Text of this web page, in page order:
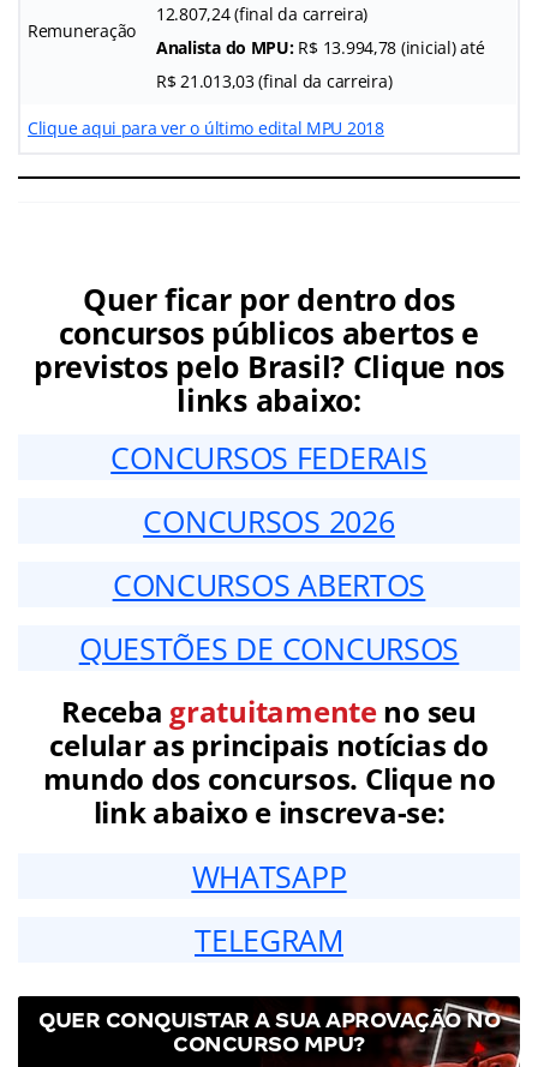
Remuneração
12.807,24 (final da carreira)
Analista do MPU: R$ 13.994,78 (inicial) até
R$ 21.013,03 (final da carreira)
Clique aqui para ver o último edital MPU 2018
Quer ficar por dentro dos
concursos públicos abertos e
previstos pelo Brasil? Clique nos
links abaixo:
CONCURSOS FEDERAIS
CONCURSOS 2026
CONCURSOS ABERTOS
QUESTÕES DE CONCURSOS
Receba gratuitamenteno seu
celular as principais notícias do
mundo dos concursos. Clique no
link abaixo e inscreva-se:
WHATSAPP
TELEGRAM
QUER CONQUISTAR A SUA APROVAÇÃO NO
CONCURSO MPU?